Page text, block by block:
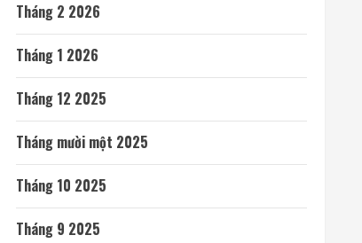
Tháng 2 2026
Tháng 1 2026
Tháng 12 2025
Tháng mười một 2025
Tháng 10 2025
Tháng 9 2025